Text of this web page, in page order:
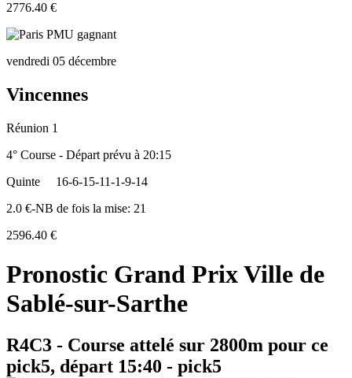
2776.40 €
vendredi 05 décembre
Vincennes
Réunion 1
4° Course - Départ prévu à 20:15
Quinte
16-6-15-11-1-9-14
2.0 €-NB de fois la mise: 21
2596.40 €
Pronostic Grand Prix Ville de
Sablé-sur-Sarthe
R4C3 - Course attelé sur 2800m pour ce
pick5, départ 15:40 - pick5